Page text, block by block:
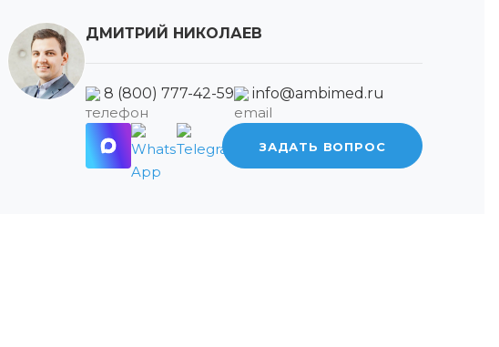
ДМИТРИЙ НИКОЛАЕВ
8 (800) 777-42-59 info@ambimed.ru
ЗАДАТЬ ВОПРОС